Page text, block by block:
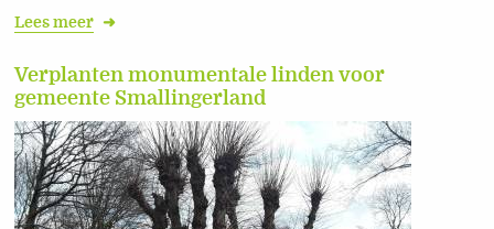
Lees meer ➜
Verplanten monumentale linden voor
gemeente Smallingerland